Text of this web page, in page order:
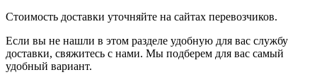
Стоимость доставки уточняйте на сайтах перевозчиков.
Если вы не нашли в этом разделе удобную для вас службу
доставки, свяжитесь с нами. Мы подберем для вас самый
удобный вариант.